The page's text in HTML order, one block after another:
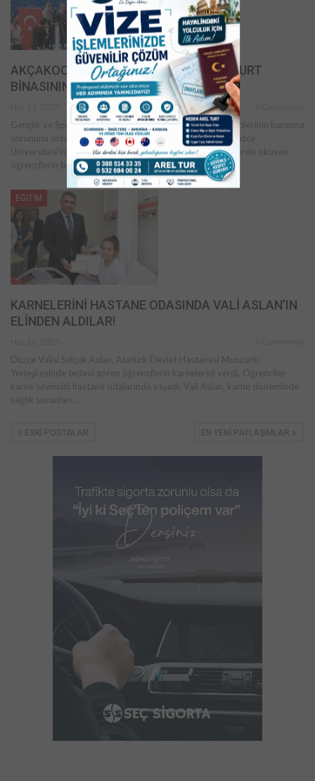
AKÇAKOCA’DA ÖĞRENCİLER İÇİN YENİ YURT
BİNASININ TEMELİ ATILDI!
Gençlik ve Spor Bakanlığı, Akçakoca’da üniversite öğrencilerinin barınma
sorununu ortadan kaldırmak için yurt inşasına başladı. Düzce
Üniversitesi’nin Akçakoca yerleşkesinde yer alan bölümlerde okuyan
öğrencilerin barınma…
EĞİTİM
KARNELERİNİ HASTANE ODASINDA VALİ ASLAN’IN
ELİNDEN ALDILAR!
Düzce Valisi Selçuk Aslan, Atatürk Devlet Hastanesi Muncurlu
Yerleşkesinde tedavi gören öğrencilerin karnelerini verdi. Öğrenciler
karne sevincini hastane odalarında yaşadı. Vali Aslan, karne döneminde
sağlık sorunları…
ESKI POSTALAR EN YENI PAYLAŞIMLAR